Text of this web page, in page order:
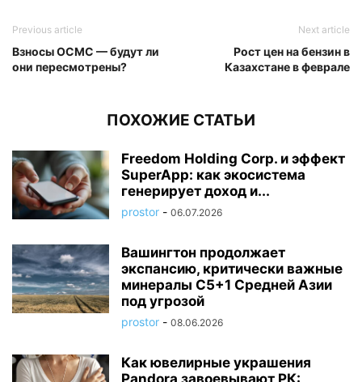
Previous article
Взносы ОСМС — будут ли
они пересмотрены?
Next article
Рост цен на бензин в
Казахстане в феврале
ПОХОЖИЕ СТАТЬИ
Freedom Holding Corp. и эффект
SuperApp: как экосистема
генерирует доход и...
prostor - 06.07.2026
Вашингтон продолжает
экспансию, критически важные
минералы C5+1 Средней Азии
под угрозой
prostor - 08.06.2026
Как ювелирные украшения